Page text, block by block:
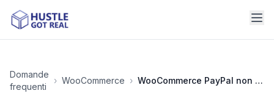
Domande
frequenti
› WooCommerce › WooCommerce PayPal non funziona: perché i pagamenti PayPal falliscono?